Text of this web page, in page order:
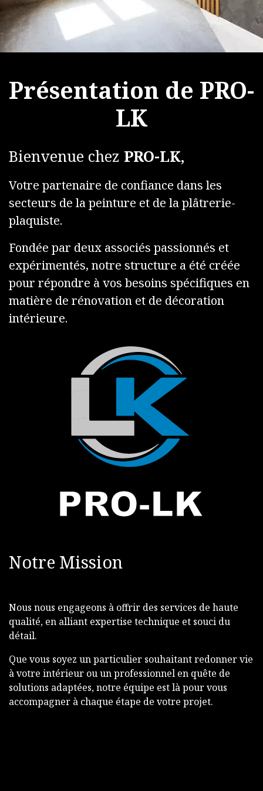
Présentation de PRO-
LK
Bienvenue chez PRO-LK,
Votre partenaire de confiance dans les
secteurs de la peinture et de la plâtrerie-
plaquiste.
Fondée par deux associés passionnés et
expérimentés, notre structure a été créée
pour répondre à vos besoins spécifiques en
matière de rénovation et de décoration
intérieure.
Notre Mission
Nous nous engageons à offrir des services de haute
qualité, en alliant expertise technique et souci du
détail.
Que vous soyez un particulier souhaitant redonner vie
à votre intérieur ou un professionnel en quête de
solutions adaptées, notre équipe est là pour vous
accompagner à chaque étape de votre projet.